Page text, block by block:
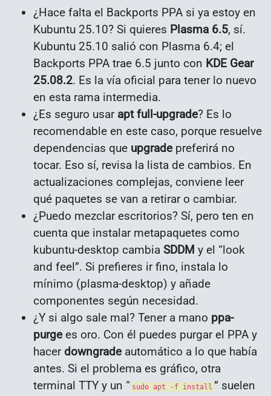
¿Hace falta el Backports PPA si ya estoy en
Kubuntu 25.10? Si quieres Plasma 6.5, sí.
Kubuntu 25.10 salió con Plasma 6.4; el
Backports PPA trae 6.5 junto con KDE Gear
25.08.2. Es la vía oficial para tener lo nuevo
en esta rama intermedia.
¿Es seguro usar apt full-upgrade? Es lo
recomendable en este caso, porque resuelve
dependencias que upgradepreferirá no
tocar. Eso sí, revisa la lista de cambios. En
actualizaciones complejas, conviene leer
qué paquetes se van a retirar o cambiar.
¿Puedo mezclar escritorios? Sí, pero ten en
cuenta que instalar metapaquetes como
kubuntu-desktop cambia SDDM y el “look
and feel”. Si prefieres ir fino, instala lo
mínimo (plasma-desktop) y añade
componentes según necesidad.
¿Y si algo sale mal? Tener a mano ppa-
purgees oro. Con él puedes purgar el PPA y
hacer downgradeautomático a lo que había
antes. Si el problema es gráfico, otra
terminal TTY y un “ sudo apt -f install ” suelen